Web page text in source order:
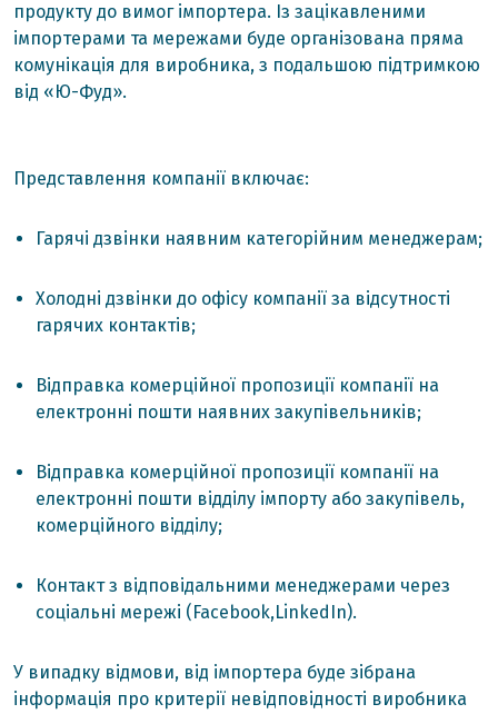
продукту до вимог імпортера. Із зацікавленими
імпортерами та мережами буде організована пряма
комунікація для виробника, з подальшою підтримкою
від «Ю-Фуд».
Представлення компанії включає:
Гарячі дзвінки наявним категорійним менеджерам;
Холодні дзвінки до офісу компанії за відсутності
гарячих контактів;
Відправка комерційної пропозиції компанії на
електронні пошти наявних закупівельників;
Відправка комерційної пропозиції компанії на
електронні пошти відділу імпорту або закупівель,
комерційного відділу;
Контакт з відповідальними менеджерами через
соціальні мережі (Facebook,LinkedIn).
У випадку відмови, від імпортера буде зібрана
інформація про критерії невідповідності виробника